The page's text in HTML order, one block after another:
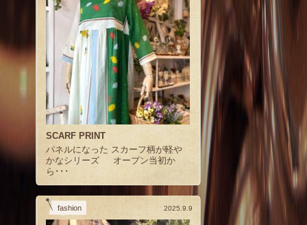
SCARF PRINT
パネルになった スカーフ柄が軽や
かなシリーズ オープン当初か
ら･･･
fashion 2025.9.9